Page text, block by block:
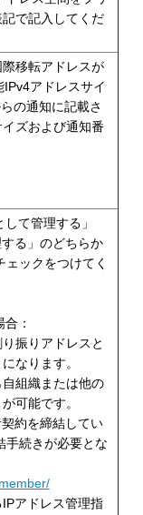
で記入してくだ
移転アドレスが
アドレスサイ
の通知に記載さ
ズおよび通知番
て管理する」
る」のどちらか
ックをつけてく
：
振りアドレスと
なります。
自組織または他の
可能です。
約を締結してい
手続きが必要とな
IPアドレス管理指